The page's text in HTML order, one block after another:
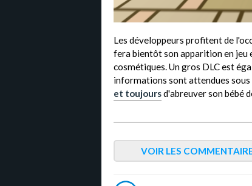
Les développeurs profitent de
fera bientôt son apparition en jeu
cosmétiques. Un gros DLC est
informations sont attendues sous
et toujoursd'abreuver son bébé
VOIR LES